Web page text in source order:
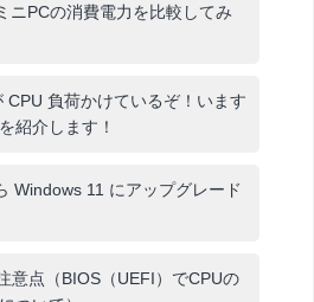
ニPCの消費電力を比較してみ
CPU 負荷かけているぞ！います
紹介します！
Windows 11 にアップグレード
意点（BIOS（UEFI）でCPUの